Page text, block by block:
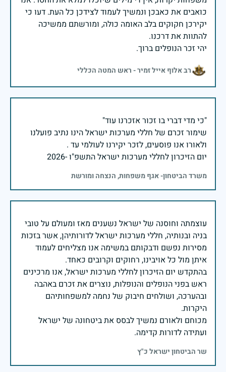
כואבים את כאבכן ונמשיך לעמוד לצידכן כל העת. דעו כי
יקירכן חקוקים בלב האומה כולה, ומורשתם ממשיכה
יהי זכר הנופלים ברוך.
רב אלוף אייל זמיר - ראש המטה הכללי
שימור זכרם של חללי מערכות ישראל הינו נתיב פועלנו
יום הזיכרון לחללי מערכות ישראל התשפ"ו -2026
משרד הביטחון- אגף משפחות, הנצחה ומורשת
עוצמתה וחוסנה של ישראל נשענים מאז ומעולם על טובי
בניה ובנותיה, חללי מערכות ישראל לדורותיהן, אשר בזכות
מסירות נפשם ודבקותם במשימה אנו מצליחים לעמוד
בהתקדש יום הזיכרון לחללי מערכות ישראל, אנו מרכינים
ראש בפני הנופלים והנופלות, נוצרים את זכרם באהבה
ובהערכה, ושולחים חיבוק של נחמה למשפחותיהם
מכוחם ולאורם נמשיך לבסס את ביטחונה של ישראל
ועתידה לדורות קדימה.
שר הביטחון ישראל כ"ץ